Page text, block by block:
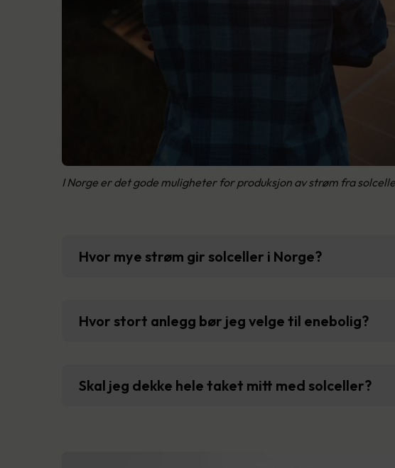
I Norge er det gode muligheter for produksjon av strøm fra
Hvor mye strøm gir solceller i Norge?
Hvor stort anlegg bør jeg velge til enebolig?
Skal jeg dekke hele taket mitt med solceller?